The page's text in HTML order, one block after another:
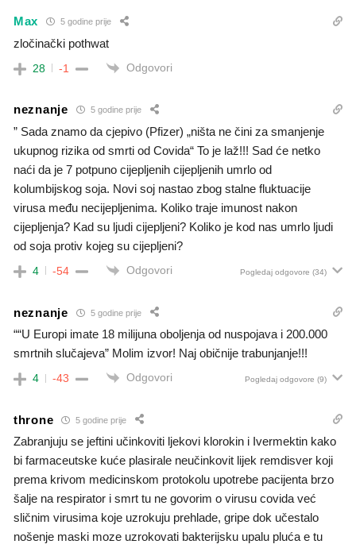
Max 5 godine prije
zločinački pothwat
28 -1 Odgovori
neznanje 5 godine prije
” Sada znamo da cjepivo (Pfizer) „ništa ne čini za smanjenje
ukupnog rizika od smrti od Covida“ To je laž!!! Sad će netko
naći da je 7 potpuno cijepljenih cijepljenih umrlo od
kolumbijskog soja. Novi soj nastao zbog stalne fluktuacije
virusa među necijepljenima. Koliko traje imunost nakon
cijepljenja? Kad su ljudi cijepljeni? Koliko je kod nas umrlo ljudi
od soja protiv kojeg su cijepljeni?
4 -54 Odgovori Pogledaj odgovore (34)
neznanje 5 godine prije
““U Europi imate 18 milijuna oboljenja od nuspojava i 200.000
smrtnih slučajeva” Molim izvor! Naj običnije trabunjanje!!!
4 -43 Odgovori Pogledaj odgovore (9)
throne 5 godine prije
Zabranjuju se jeftini učinkoviti ljekovi klorokin i Ivermektin kako
bi farmaceutske kuće plasirale neučinkovit lijek remdisver koji
prema krivom medicinskom protokolu upotrebe pacijenta brzo
šalje na respirator i smrt tu ne govorim o virusu covida već
sličnim virusima koje uzrokuju prehlade, gripe dok učestalo
nošenje maski moze uzrokovati bakterijsku upalu pluća e tu